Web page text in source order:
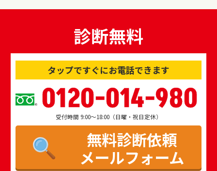
診断無料
タップですぐにお電話できます
0120-014-980
受付時間 9:00～18:00（日曜・祝日定休）
無料診断依頼
メールフォーム